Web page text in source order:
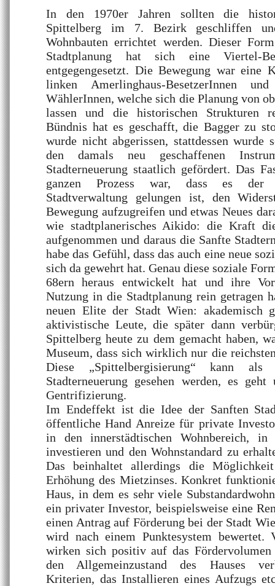
In den 1970er Jahren sollten die
Spittelberg im 7. Bezirk geschliffen
Wohnbauten errichtet werden. Dieser
Stadtplanung hat sich eine Viertel-
entgegengesetzt. Die Bewegung war eine
linken Amerlinghaus-BesetzerInnen
WählerInnen, welche sich die Planung von
lassen und die historischen Strukturen
Bündnis hat es geschafft, die Bagger zu
wurde nicht abgerissen, stattdessen wurde
den damals neu geschaffenen
Stadterneuerung staatlich gefördert. Das
ganzen Prozess war, dass es der
Stadtverwaltung gelungen ist, den
Bewegung aufzugreifen und etwas Neues
wie stadtplanerisches Aikido: die Kraft
aufgenommen und daraus die Sanfte
habe das Gefühl, dass das auch eine neue
sich da gewehrt hat. Genau diese soziale
68ern heraus entwickelt hat und ihre
Nutzung in die Stadtplanung rein getragen
neuen Elite der Stadt Wien: akademisch
aktivistische Leute, die später dann
Spittelberg heute zu dem gemacht haben,
Museum, dass sich wirklich nur die
Diese „Spittelbergisierung“ kann
Stadterneuerung gesehen werden, es
Gentrifizierung.
Im Endeffekt ist die Idee der Sanften
öffentliche Hand Anreize für private
in den innerstädtischen Wohnbereich, in
investieren und den Wohnstandard zu
Das beinhaltet allerdings die
Erhöhung des Mietzinses. Konkret
Haus, in dem es sehr viele
ein privater Investor, beispielsweise eine
einen Antrag auf Förderung bei der Stadt
wird nach einem Punktesystem bewertet.
wirken sich positiv auf das Fördervolumen
den Allgemeinzustand des Hauses
Kriterien, das Installieren eines Aufzugs